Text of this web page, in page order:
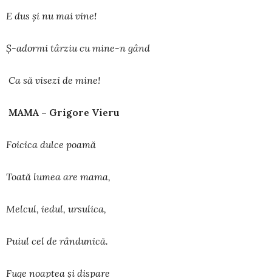
E dus şi nu mai vine!
Ş-adormi târziu cu mine-n gând
Ca să visezi de mine!
MAMA – Grigore Vieru
Foicica dulce poamă
Toată lumea are mama,
Melcul, iedul, ursulica,
Puiul cel de rândunică.
Fuge noaptea și dispare